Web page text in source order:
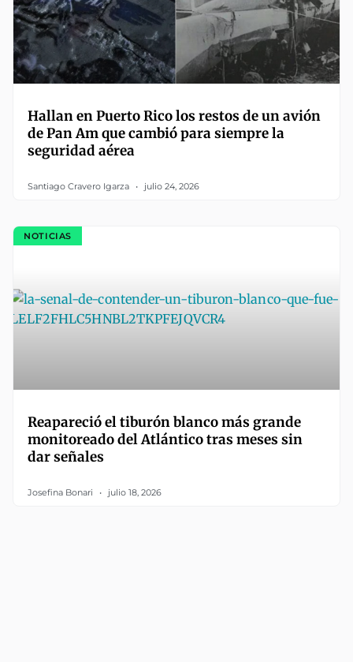
Hallan en Puerto Rico los restos de un avión
de Pan Am que cambió para siempre la
seguridad aérea
Santiago Cravero Igarza julio 24, 2026
NOTICIAS
Reapareció el tiburón blanco más grande
monitoreado del Atlántico tras meses sin
dar señales
Josefina Bonari julio 18, 2026